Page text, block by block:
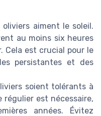
aiment le soleil.
au moins six heures
Cela est crucial pour le
persistantes et des
soient tolérants à
régulier est nécessaire,
années. Évitez